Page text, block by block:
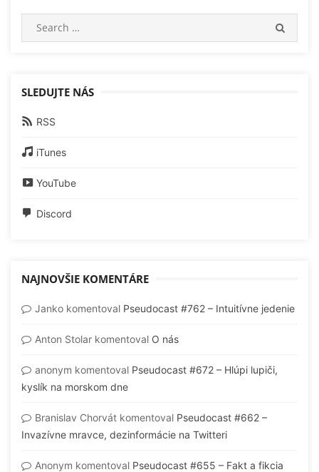
SLEDUJTE NÁS
RSS
iTunes
YouTube
Discord
NAJNOVŠIE KOMENTÁRE
Janko komentoval Pseudocast #762 – Intuitívne jedenie
Anton Stolar komentoval O nás
anonym komentoval Pseudocast #672 – Hlúpi lupiči,
kyslík na morskom dne
Branislav Chorvát komentoval Pseudocast #662 –
Invazívne mravce, dezinformácie na Twitteri
Anonym komentoval Pseudocast #655 – Fakt a fikcia